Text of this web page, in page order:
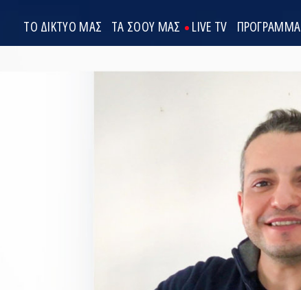
ΤΟ ΔΙΚΤΥΟ ΜΑΣ ΤΑ ΣΟΟΥ ΜΑΣ LIVE TV ΠΡΟΓΡΑΜΜΑ